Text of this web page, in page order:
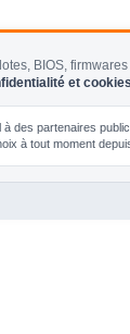
BIOS,
et cookies
à des partenaires
à tout moment